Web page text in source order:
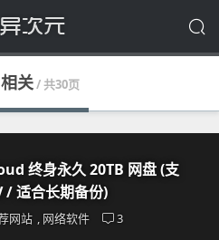
关/ 共30页
终身永久 20TB 网盘 (支
/ 适合长期备份)
网站 网络软件 3